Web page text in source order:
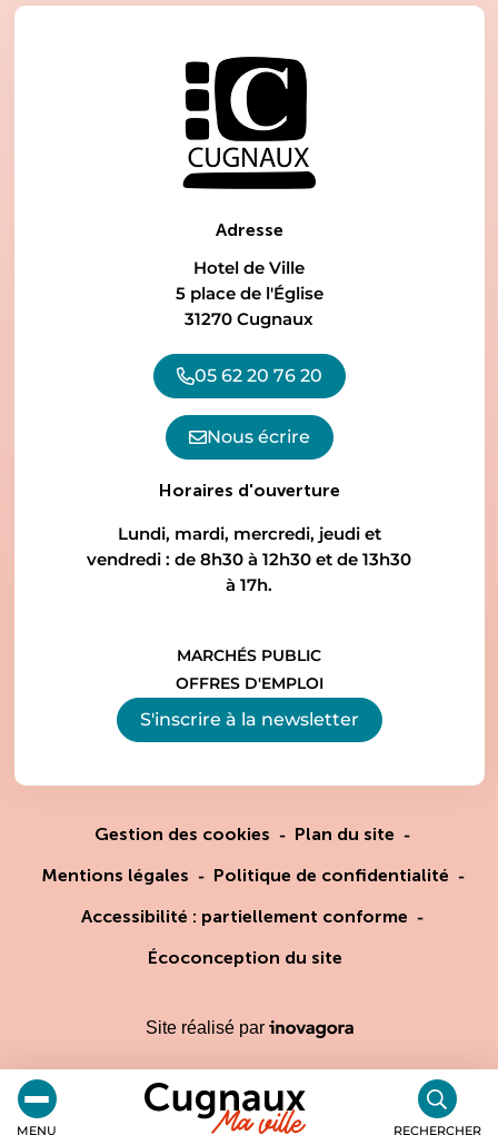
MENU Cugnaux RECHERCHER
Adresse
Hotel de Ville
5 place de l'Église
31270 Cugnaux
05 62 20 76 20
Nous écrire
Horaires d'ouverture
Lundi, mardi, mercredi, jeudi et
vendredi : de 8h30 à 12h30 et de 13h30
à 17h.
MARCHÉS PUBLIC
OFFRES D'EMPLOI
S'inscrire à la newsletter
Gestion des cookies
Plan du site
Mentions légales
Politique de confidentialité
Accessibilité : partiellement conforme
Écoconception du site
Site réalisé par Inovagora (ouverture dans